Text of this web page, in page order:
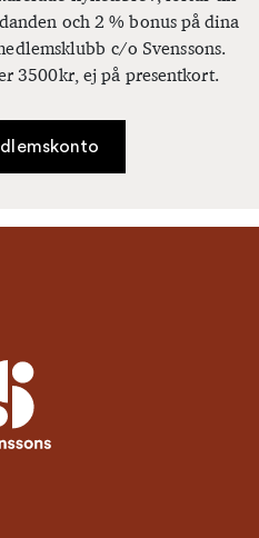
och 2 % bonus på dina
c/o Svenssons.
3500kr, ej på presentkort.